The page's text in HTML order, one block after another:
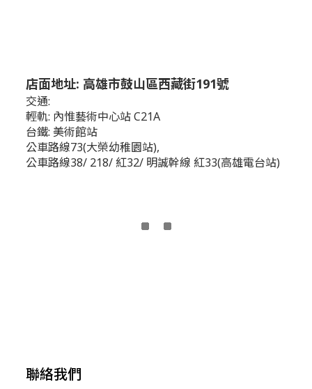
店面地址: 高雄市鼓山區西藏街191號
交通:
輕軌: 內惟藝術中心站 C21A
台鐵: 美術館站
公車路線73(大榮幼稚園站),
公車路線38/ 218/ 紅32/ 明誠幹線 紅33(高雄電台站)
聯絡我們